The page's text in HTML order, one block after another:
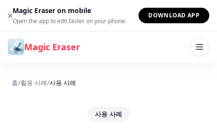
본문으로 건너뛰기
×Magic Eraser on mobile
Open the app to edit faster on your phone.
DOWNLOAD APP
Magic Eraser
홈/활용 사례/사용 사례
사용 사례